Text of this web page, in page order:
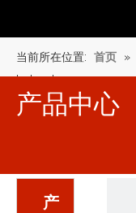
当前所在位置: 首页 »
butenal
产品中心
产